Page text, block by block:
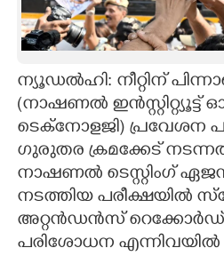
ASTRO
CARTOONS
ZOOM
CONTACT US
ന്യൂഡൽഹി: നീറ്റിന്
(നാഷണൽ
ടെക്നോളജി) പ്രവേശന
ഗുരുതര ക്രമക്കേട്
നാഷണൽ ടെസ്റ്റിംഗ്
നടത്തിയ പരീക്ഷയിൽ
അറ്റൻഡൻസ്
പരിശോധന എന്നിവയിൽ